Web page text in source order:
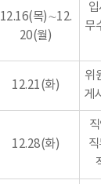
12.16(목)∼12.
20(월)
무
12.21(화)
위
게
12.28(화)